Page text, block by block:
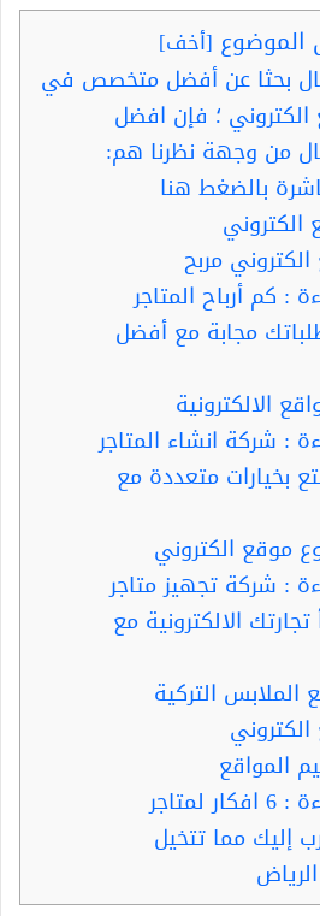
الموضوع [أخف]
بحثا عن أفضل متخصص في
؛ فإن افضل
من وجهة نظرنا هم:
بالضغط هنا
الكتروني
مربح
: كم أرباح المتاجر
مجابة مع أفضل
الالكترونية
: شركة انشاء المتاجر
بخيارات متعددة مع
موقع الكتروني
: شركة تجهيز متاجر
الالكترونية مع
الملابس التركية
المواقع
ربما تفيدك قراءة : 6 افكار لمتاجر
إليك مما تتخيل